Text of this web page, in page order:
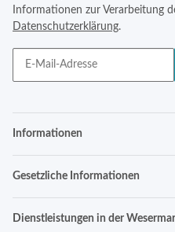
Informationen zur Verarbeitung
Datenschutzerklärung.
Informationen
Gesetzliche Informationen
Dienstleistungen in der